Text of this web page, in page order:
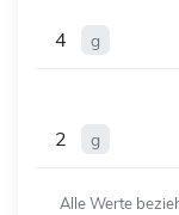
4
g
2
g
Alle Werte